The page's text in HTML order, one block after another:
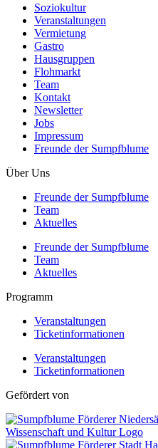
Soziokultur
Veranstaltungen
Vermietung
Gastro
Hausgruppen
Flohmarkt
Team
Kontakt
Newsletter
Jobs
Impressum
Freunde der Sumpfblume
Über Uns
Freunde der Sumpfblume
Team
Aktuelles
Freunde der Sumpfblume
Team
Aktuelles
Programm
Veranstaltungen
Ticketinformationen
Veranstaltungen
Ticketinformationen
Gefördert von